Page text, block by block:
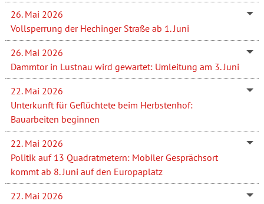
26. Mai 2026
Vollsperrung der Hechinger Straße ab 1. Juni
26. Mai 2026
Dammtor in Lustnau wird gewartet: Umleitung am 3. Juni
22. Mai 2026
Unterkunft für Geflüchtete beim Herbstenhof:
Bauarbeiten beginnen
22. Mai 2026
Politik auf 13 Quadratmetern: Mobiler Gesprächsort
kommt ab 8. Juni auf den Europaplatz
22. Mai 2026